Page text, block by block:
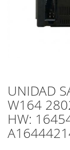
UNIDAD
W164
HW:
Saltar
al
comienzo
de
la
galería